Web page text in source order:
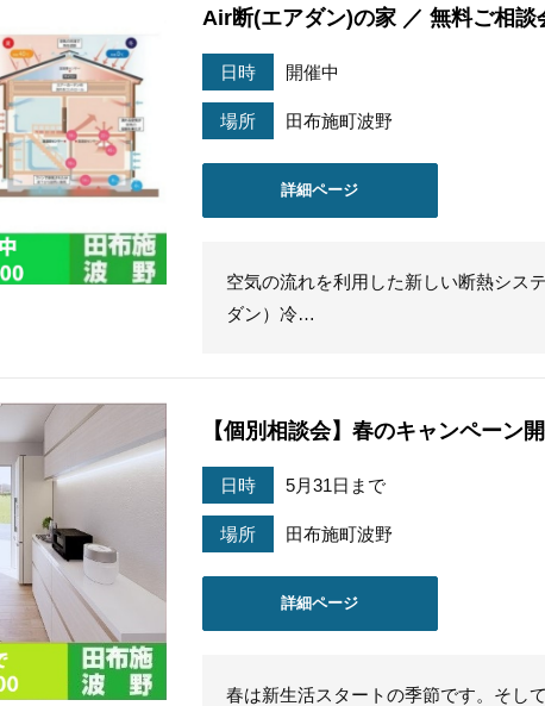
Air断(エアダン)の家 ／ 無料ご相談
日時 開催中
場所 田布施町波野
詳細ページ
空気の流れを利用した新しい断熱シス
ダン）冷…
【個別相談会】春のキャンペーン開
日時 5月31日まで
場所 田布施町波野
詳細ページ
春は新生活スタートの季節です。そし